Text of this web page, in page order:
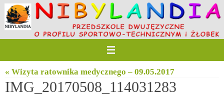
Przejdź
do
treści
« Wizyta ratownika medycznego – 09.05.2017
IMG_20170508_114031283